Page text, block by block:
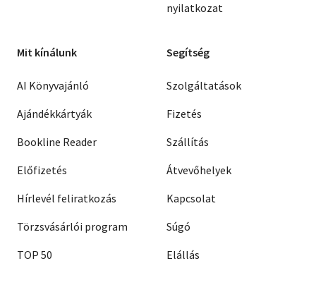
nyilatkozat
Mit kínálunk
AI Könyvajánló
Ajándékkártyák
Bookline Reader
Előfizetés
Hírlevél feliratkozás
Törzsvásárlói program
TOP 50
Segítség
Szolgáltatások
Fizetés
Szállítás
Átvevőhelyek
Kapcsolat
Súgó
Elállás